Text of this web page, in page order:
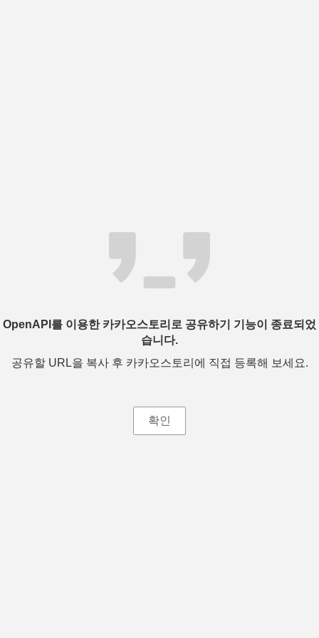
OpenAPI를 이용한 카카오스토리로 공유하기 기능이 종료되었
습니다.
공유할 URL을 복사 후 카카오스토리에 직접 등록해 보세요.
확인